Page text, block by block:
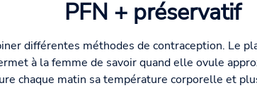
PFN + préservatif
différentes méthodes de contraception. Le
à la femme de savoir quand elle ovule
chaque matin sa température corporelle et